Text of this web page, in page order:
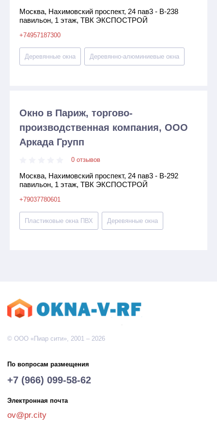
Москва, Нахимовский проспект, 24 пав3 - В-238
павильон, 1 этаж, ТВК ЭКСПОСТРОЙ
+74957187300
Деревянные окна Деревянно-алюминиевые окна
Окно в Париж, торгово-
производственная компания, ООО
Аркада Групп
0 отзывов
Москва, Нахимовский проспект, 24 пав3 - В-292
павильон, 1 этаж, ТВК ЭКСПОСТРОЙ
+79037780601
Пластиковые окна ПВХ Деревянные окна
© ООО «Пиар сити», 2001 – 2026
По вопросам размещения
+7 (966) 099-58-62
Электронная почта
ov@pr.city